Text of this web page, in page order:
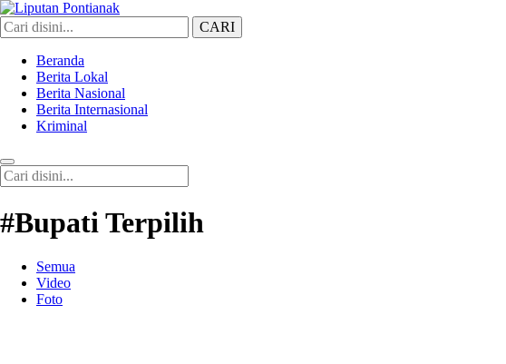
Liputan Pontianak
Berita Terkini dan TerUpdate
CARI
Beranda
Berita Lokal
Berita Nasional
Berita Internasional
Kriminal
#Bupati Terpilih
Semua
Video
Foto